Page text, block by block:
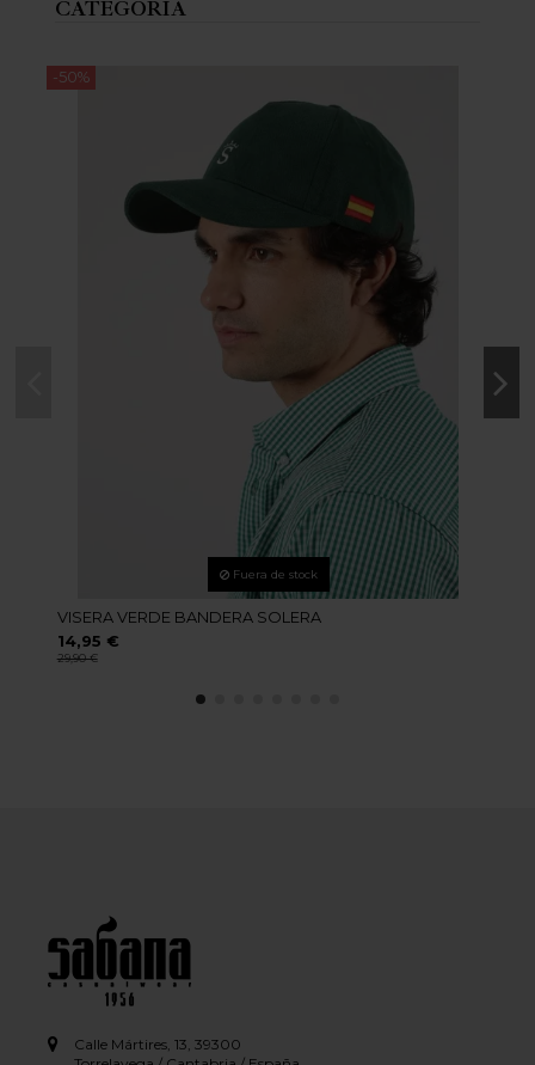
CATEGORÍA
-50%
Fuera de stock
VISERA VERDE BANDERA SOLERA
14,95 €
29,90 €
Calle Mártires, 13, 39300